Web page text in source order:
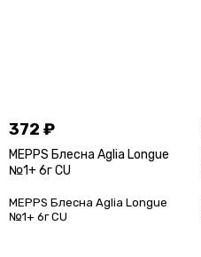
372 ₽
MEPPS Блесна Aglia Longue
№1+ 6г CU
MEPPS Блесна Aglia Longue
№1+ 6г CU